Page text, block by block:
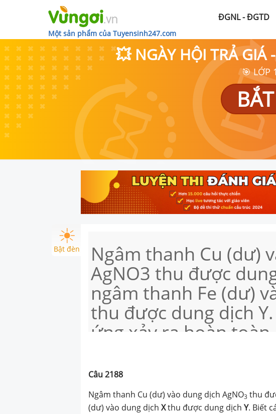
Một sản phẩm của Tuyensinh247.com
ĐGNL - ĐGTD
💥 NGÀY HỘI TRẢ GIÁ
🎯 LỚP
Bật đèn Ngâm thanh Cu (dư)
AgNO3 thu được
ngâm thanh Fe (dư)
thu được dung dịch
ứng xảy ra hoàn
Câu2188
Ngâm thanh Cu (dư) vào dung dịch AgNO3 thu
(dư) vào dung dịchXthu được dung dịchY. Biết